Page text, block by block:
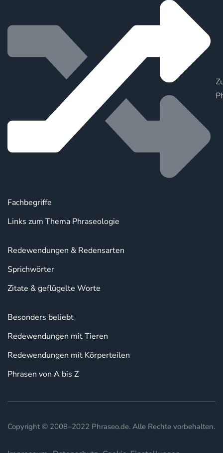
Fachbegriffe
Links zum Thema Phraseologie
Redewendungen & Redensarten
Sprichwörter
Zitate & geflügelte Worte
Besonders beliebt
Redewendungen mit Tieren
Redewendungen mit Körperteilen
Phrasen von A bis Z
Copyright © 2008–2022 Phraseo.de. Alle Rechte vorbehalten.